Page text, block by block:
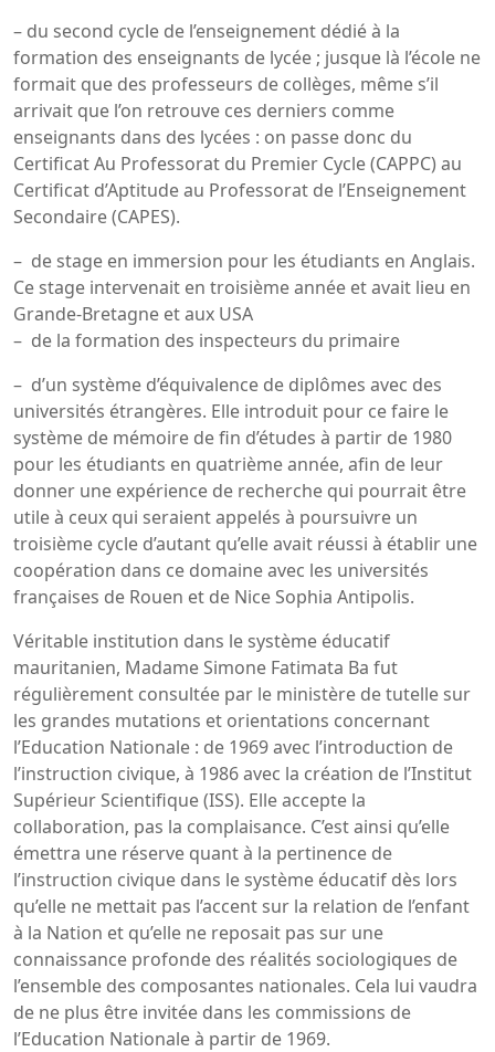
– du second cycle de l’enseignement dédié à la
formation des enseignants de lycée ; jusque là l’école ne
formait que des professeurs de collèges, même s’il
arrivait que l’on retrouve ces derniers comme
enseignants dans des lycées : on passe donc du
Certificat Au Professorat du Premier Cycle (CAPPC) au
Certificat d’Aptitude au Professorat de l’Enseignement
Secondaire (CAPES).
– de stage en immersion pour les étudiants en Anglais.
Ce stage intervenait en troisième année et avait lieu en
Grande-Bretagne et aux USA
– de la formation des inspecteurs du primaire
– d’un système d’équivalence de diplômes avec des
universités étrangères. Elle introduit pour ce faire le
système de mémoire de fin d’études à partir de 1980
pour les étudiants en quatrième année, afin de leur
donner une expérience de recherche qui pourrait être
utile à ceux qui seraient appelés à poursuivre un
troisième cycle d’autant qu’elle avait réussi à établir une
coopération dans ce domaine avec les universités
françaises de Rouen et de Nice Sophia Antipolis.
Véritable institution dans le système éducatif
mauritanien, Madame Simone Fatimata Ba fut
régulièrement consultée par le ministère de tutelle sur
les grandes mutations et orientations concernant
l’Education Nationale : de 1969 avec l’introduction de
l’instruction civique, à 1986 avec la création de l’Institut
Supérieur Scientifique (ISS). Elle accepte la
collaboration, pas la complaisance. C’est ainsi qu’elle
émettra une réserve quant à la pertinence de
l’instruction civique dans le système éducatif dès lors
qu’elle ne mettait pas l’accent sur la relation de l’enfant
à la Nation et qu’elle ne reposait pas sur une
connaissance profonde des réalités sociologiques de
l’ensemble des composantes nationales. Cela lui vaudra
de ne plus être invitée dans les commissions de
l’Education Nationale à partir de 1969.